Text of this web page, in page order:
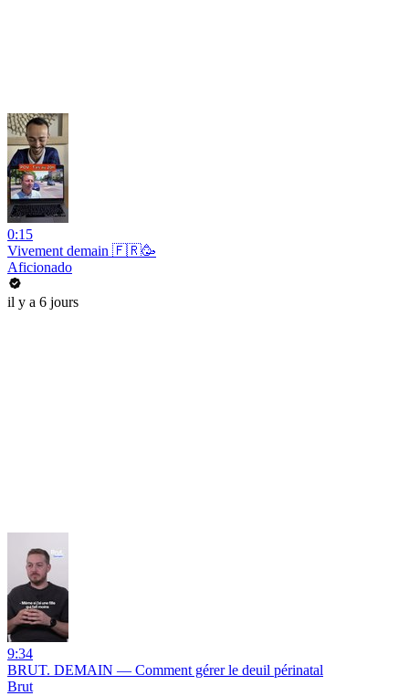
0:15
Vivement demain 🇫🇷🥳
Aficionado
il y a 6 jours
9:34
BRUT. DEMAIN — Comment gérer le deuil périnatal
Brut